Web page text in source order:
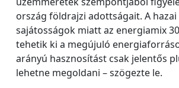
ország földrajzi adottságait. A
sajátosságok miatt az energiamix
tehetik ki a megújuló
arányú hasznosítást csak jelentős
lehetne megoldani – szögezte le.